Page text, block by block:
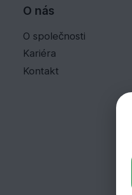
O nás
O společnosti
Kariéra
Kontakt